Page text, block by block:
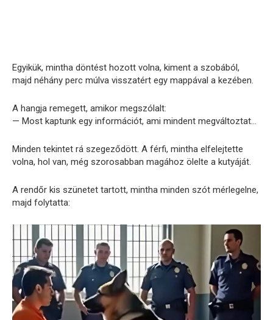
Egyikük, mintha döntést hozott volna, kiment a szobából,
majd néhány perc múlva visszatért egy mappával a kezében.
A hangja remegett, amikor megszólalt:
— Most kaptunk egy információt, ami mindent megváltoztat…
Minden tekintet rá szegeződött. A férfi, mintha elfelejtette
volna, hol van, még szorosabban magához ölelte a kutyáját.
A rendőr kis szünetet tartott, mintha minden szót mérlegelne,
majd folytatta: